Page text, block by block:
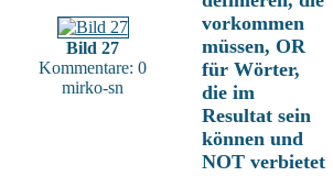
Bild 27
Kommentare: 0
mirko-sn
vorkommen
müssen, OR
für Wörter,
die im
Resultat sein
können und
NOT verbietet